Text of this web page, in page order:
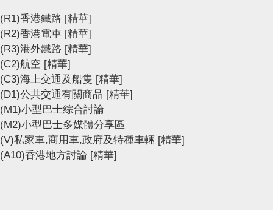
(R1)香港鐵路 [精華]
(R2)香港電車 [精華]
(R3)港外鐵路 [精華]
(C2)航空 [精華]
(C3)海上交通及船隻 [精華]
(D1)公共交通有關商品 [精華]
(M1)小型巴士綜合討論
(M2)小型巴士多媒體分享區
(V)私家車,商用車,政府及特種車輛 [精華]
(A10)香港地方討論 [精華]